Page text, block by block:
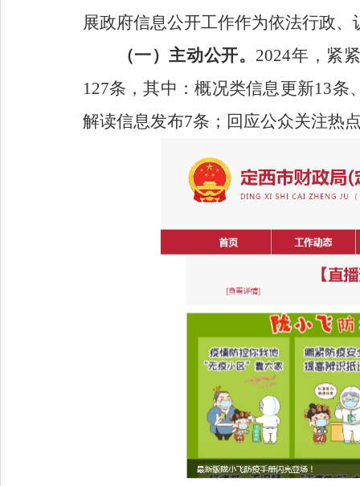
展政府信息公开工作作为依法行政
（一）主动公开。 2024年，紧
127条，其中：概况类信息更新13条
解读信息发布7条；回应公众关注热